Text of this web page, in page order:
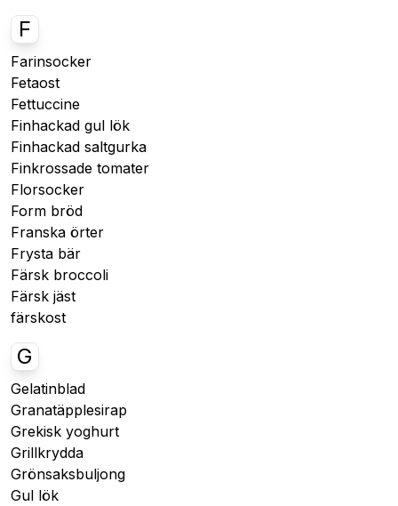
F
Farinsocker
Fetaost
Fettuccine
Finhackad gul lök
Finhackad saltgurka
Finkrossade tomater
Florsocker
Form bröd
Franska örter
Frysta bär
Färsk broccoli
Färsk jäst
färskost
G
Gelatinblad
Granatäpplesirap
Grekisk yoghurt
Grillkrydda
Grönsaksbuljong
Gul lök